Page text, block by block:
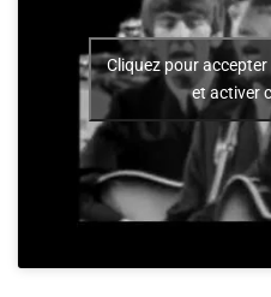
Cliquez pour
et activer